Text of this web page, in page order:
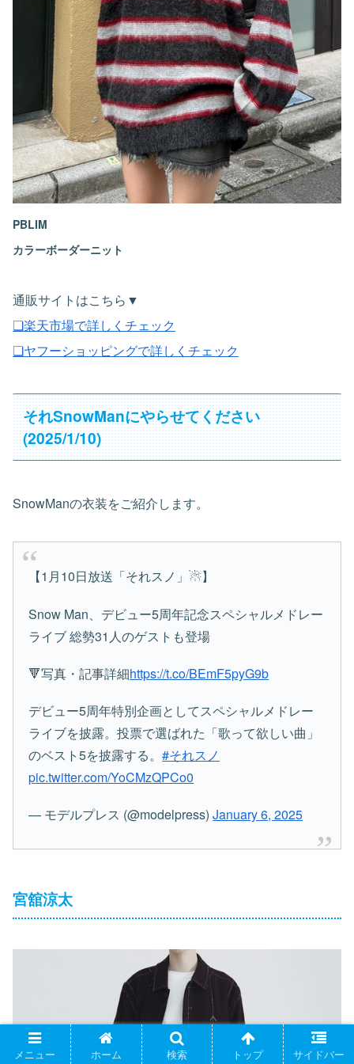
PBLIM
カラーボーダーニット
通販サイトはこちら▼
❏楽天市場で詳しくチェック
❏ヤフーショッピングで詳しくチェック
それSnowManにやらせてください
(2025/1/10)
SnowManの衣装をご紹介します。
【1月10日放送「それスノ」☃】
Snow Man、デビュー5周年記念スペシャルメドレー
ライブ 総勢31人のゲストも登場
🔻写真・記事詳細https://t.co/BEmF5pyG9b
デビュー5周年特別企画としてスペシャルメドレー
ライブを披露。投票で選ばれた「歌って欲しい曲」
のベスト5を披露する。#それスノ
pic.twitter.com/YoCMzQPCo0
— モデルプレス (@modelpress)January 6, 2025
宮舘涼太
メニュー ホーム 検索 トップ サイドバー